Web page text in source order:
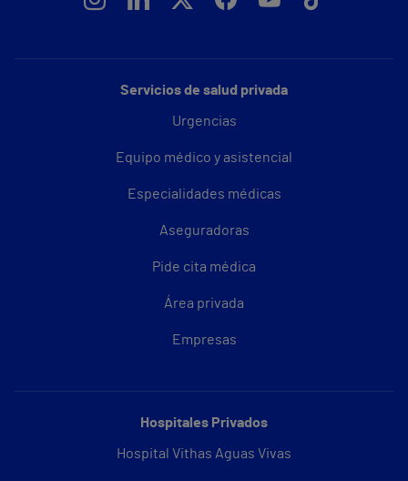
Servicios de salud privada
Urgencias
Equipo médico y asistencial
Especialidades médicas
Aseguradoras
Pide cita médica
Área privada
Empresas
Hospitales Privados
Hospital Vithas Aguas Vivas